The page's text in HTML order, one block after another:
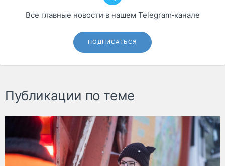
Все главные новости в нашем Telegram‑канале
ПОДПИСАТЬСЯ
Публикации по теме